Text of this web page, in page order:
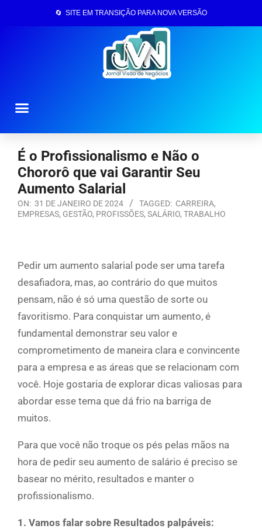
🔄 SITE EM TRANSIÇÃO PARA NOVA VERSÃO
É o Profissionalismo e Não o
Chororô que vai Garantir Seu
Aumento Salarial
ON: 31 DE JANEIRO DE 2024 TAGGED: CARREIRA,
EMPRESAS, GESTÃO, PROFISSÕES, SALÁRIO, TRABALHO
Pedir um aumento salarial pode ser uma tarefa
desafiadora, mas, ao contrário do que muitos
pensam, não é só uma questão de sorte ou
favoritismo. Para conquistar um aumento, é
fundamental demonstrar seu valor e
comprometimento de maneira clara e convincente
para a empresa e as áreas que se relacionam com
você. Hoje gostaria de explorar dicas valiosas para
abordar esse tema que dá frio na barriga de
muitos.
Para que você não troque os pés pelas mãos na
hora de pedir seu aumento de salário é preciso se
basear no mérito, resultados e manter o
profissionalismo.
1. Vamos falar sobre Resultados palpáveis: